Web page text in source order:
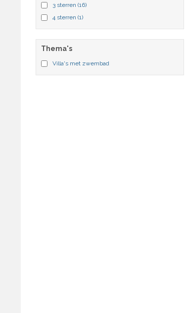
Tuin
Tv
Wasmachine
Zeezicht
3 sterren (16)
4 sterren (1)
Thema's
Villa's met zwembad